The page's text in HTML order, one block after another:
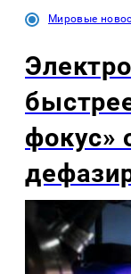
Мировые
фокус»